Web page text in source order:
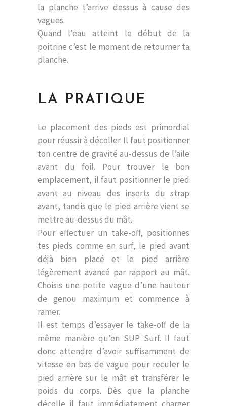
la planche t’arrive dessus à cause des
vagues.
Quand l’eau atteint le début de la
poitrine c’est le moment de retourner ta
planche.
LA PRATIQUE
Le placement des pieds est primordial
pour réussir à décoller. Il faut positionner
ton centre de gravité au-dessus de l’aile
avant du foil. Pour trouver le bon
emplacement, il faut positionner le pied
avant au niveau des inserts du strap
avant, tandis que le pied arrière vient se
mettre au-dessus du mât.
Pour effectuer un take-off, positionnes
tes pieds comme en surf, le pied avant
déjà bien placé et le pied arrière
légèrement avancé par rapport au mât.
Choisis une petite vague d’une hauteur
de genou maximum et commence à
ramer.
Il est temps d’essayer le take-off de la
même manière qu’en SUP Surf. Il faut
donc attendre d’avoir suffisamment de
vitesse en bas de vague pour reculer le
pied arrière sur le mât et transférer le
poids du corps. Dès que la planche